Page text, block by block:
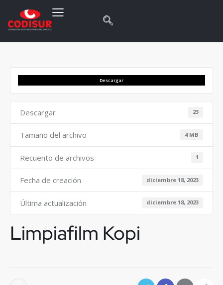
Descargar
Descargar 23
Tamaño del archivo 4 MB
Recuento de archivos 1
Fecha de creación diciembre 18, 2023
Última actualización diciembre 18, 2023
Limpiafilm Kopi